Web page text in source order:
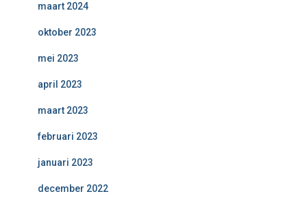
maart 2024
oktober 2023
mei 2023
april 2023
maart 2023
februari 2023
januari 2023
december 2022